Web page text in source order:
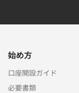
始め方
口座開設ガイド
必要書類